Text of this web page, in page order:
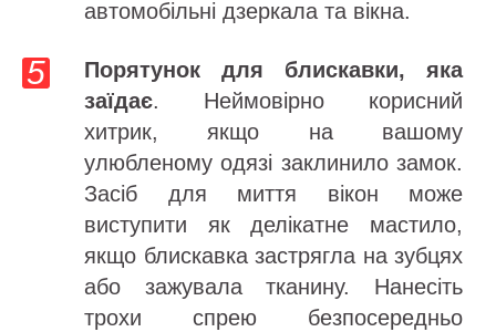
автомобільні дзеркала та вікна.
Порятунок для блискавки, яка
заїдає. Неймовірно корисний
хитрик, якщо на вашому
улюбленому одязі заклинило замок.
Засіб для миття вікон може
виступити як делікатне мастило,
якщо блискавка застрягла на зубцях
або зажувала тканину. Нанесіть
трохи спрею безпосередньо